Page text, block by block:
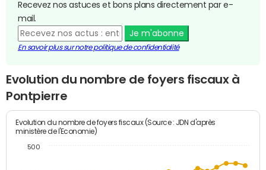
Recevez nos astuces et bons plans directement par e-
mail.
Je m'abonne
En savoir plus sur notre politique de confidentialité
Evolution du nombre de foyers fiscaux à
Pontpierre
Evolution du nombre de foyers fiscaux (Source : JDN d'après
ministère de l'Economie)
500